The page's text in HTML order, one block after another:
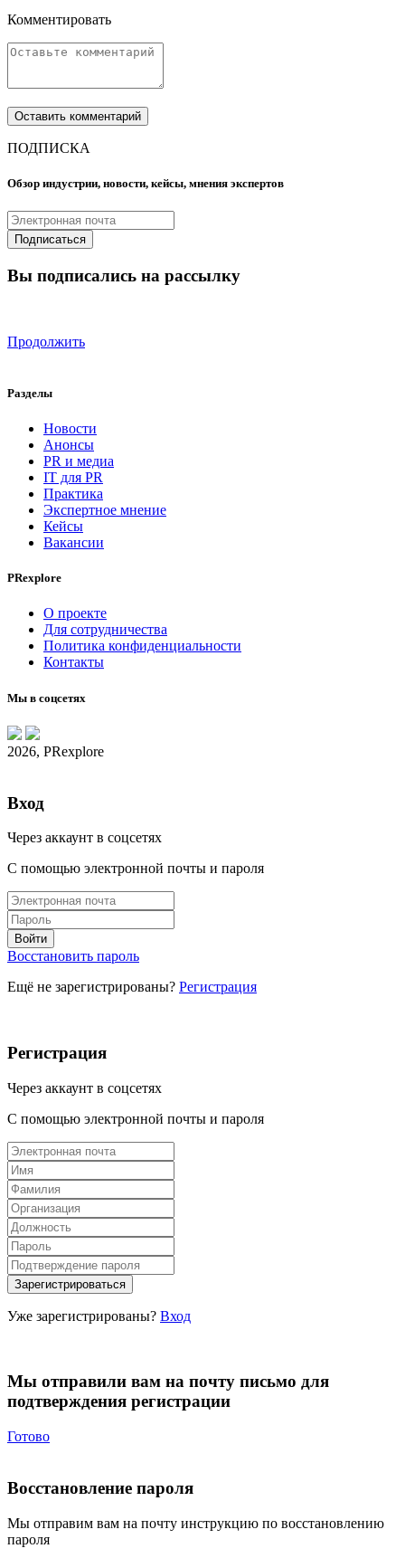
Комментировать
ПОДПИСКА
Обзор индустрии, новости, кейсы, мнения экспертов
Вы подписались на рассылку
Продолжить
Разделы
Новости
Анонсы
PR и медиа
IT для PR
Практика
Экспертное мнение
Кейсы
Вакансии
PRexplore
О проекте
Для сотрудничества
Политика конфиденциальности
Контакты
Мы в соцсетях
2026, PRexplore
Вход
Через аккаунт в соцсетях
С помощью электронной почты и пароля
Восстановить пароль
Ещё не зарегистрированы? Регистрация
Регистрация
Через аккаунт в соцсетях
С помощью электронной почты и пароля
Уже зарегистрированы? Вход
Мы отправили вам на почту письмо для
подтверждения регистрации
Готово
Восстановление пароля
Мы отправим вам на почту инструкцию по восстановлению
пароля